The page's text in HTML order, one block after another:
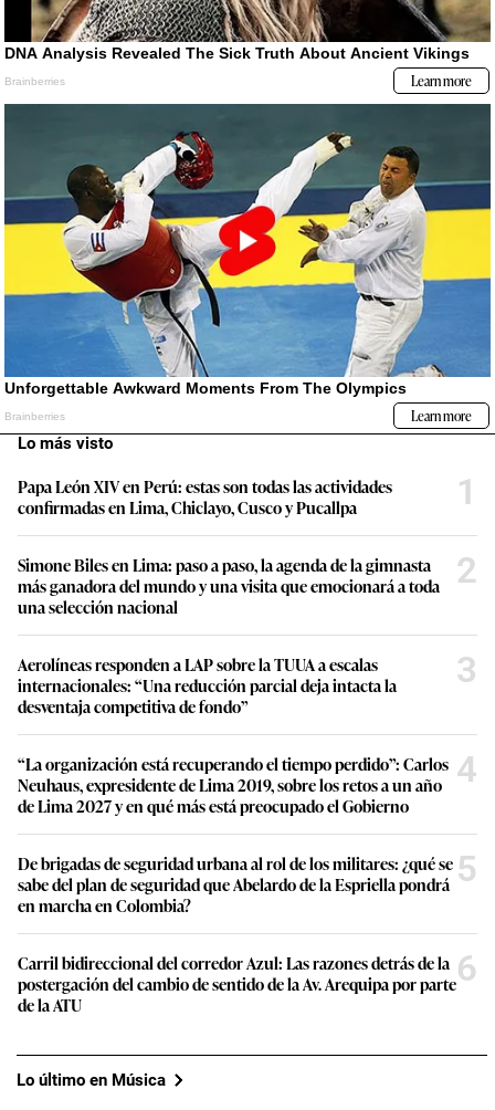
Lo más visto
Papa León XIV en Perú: estas son todas las actividades
confirmadas en Lima, Chiclayo, Cusco y Pucallpa
1
Simone Biles en Lima: paso a paso, la agenda de la gimnasta
más ganadora del mundo y una visita que emocionará a toda
una selección nacional
2
Aerolíneas responden a LAP sobre la TUUA a escalas
internacionales: “Una reducción parcial deja intacta la
desventaja competitiva de fondo”
3
“La organización está recuperando el tiempo perdido”: Carlos
Neuhaus, expresidente de Lima 2019, sobre los retos a un año
de Lima 2027 y en qué más está preocupado el Gobierno
4
De brigadas de seguridad urbana al rol de los militares: ¿qué se
sabe del plan de seguridad que Abelardo de la Espriella pondrá
en marcha en Colombia?
5
Carril bidireccional del corredor Azul: Las razones detrás de la
postergación del cambio de sentido de la Av. Arequipa por parte
de la ATU
6
Lo último en Música